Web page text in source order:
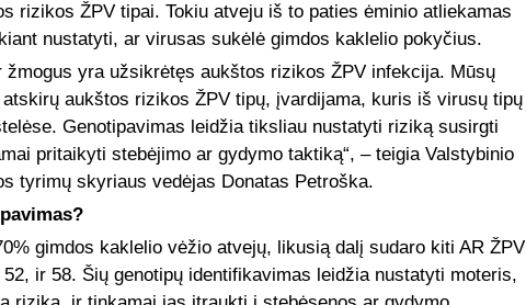
rizikos ŽPV tipai. Tokiu atveju iš to paties ėminio atliekamas
nustatyti, ar virusas sukėlė gimdos kaklelio pokyčius.
žmogus yra užsikrėtęs aukštos rizikos ŽPV infekcija. Mūsų
atskirų aukštos rizikos ŽPV tipų, įvardijama, kuris iš virusų tipų
Genotipavimas leidžia tiksliau nustatyti riziką susirgti
pritaikyti stebėjimo ar gydymo taktiką“, – teigia Valstybinio
tyrimų skyriaus vedėjas Donatas Petroška.
gimdos kaklelio vėžio atvejų, likusią dalį sudaro kiti AR ŽPV
ir 58. Šių genotipų identifikavimas leidžia nustatyti moteris,